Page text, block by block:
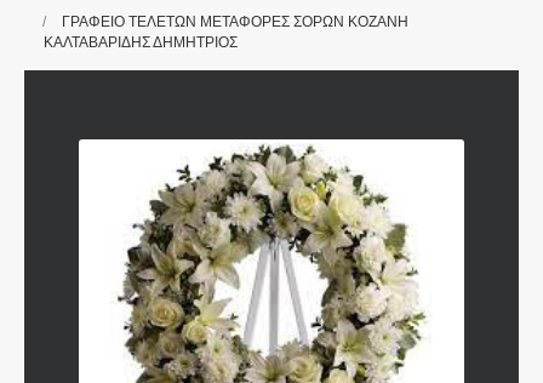
ΓΡΑΦΕΙΟ ΤΕΛΕΤΩΝ ΜΕΤΑΦΟΡΕΣ ΣΟΡΩΝ ΚΟΖΑΝΗ
ΚΑΛΤΑΒΑΡΙΔΗΣ ΔΗΜΗΤΡΙΟΣ